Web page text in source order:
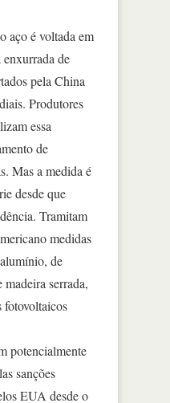
aço é voltada em
enxurrada de
pela China
Produtores
essa
de
Mas a medida é
desde que
Tramitam
medidas
de
madeira serrada,
fotovoltaicos
potencialmente
sanções
EUA desde o